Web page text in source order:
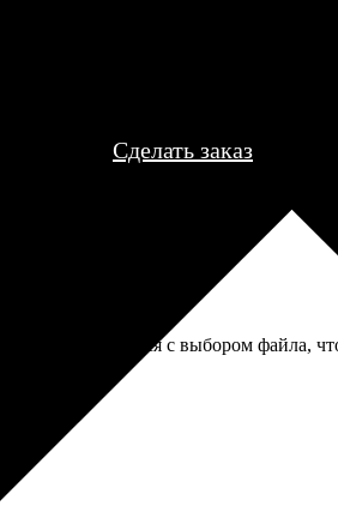
деталей.
Сделать заказ
повозиться с выбором файла,